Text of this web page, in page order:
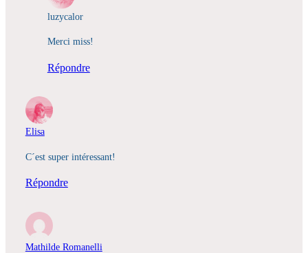
luzycalor
Merci miss!
Répondre
Elisa
C´est super intéressant!
Répondre
Mathilde Romanelli